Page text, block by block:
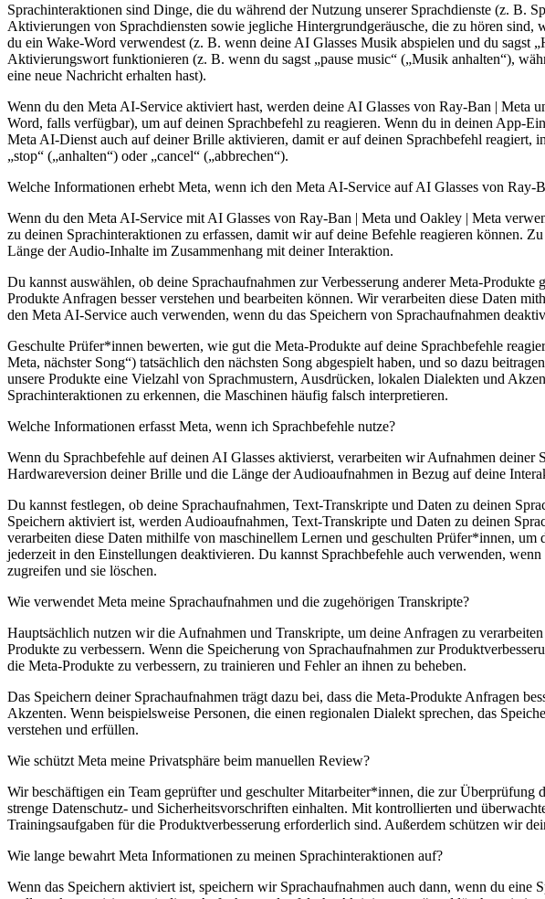
Sprachinteraktionen sind Dinge, die du während der Nutzung unserer Sprachdienste (z. B.
Aktivierungen von Sprachdiensten sowie jegliche Hintergrundgeräusche, die zu hören
du ein Wake-Word verwendest (z. B. wenn deine AI Glasses Musik abspielen und du sagst
Aktivierungswort funktionieren (z. B. wenn du sagst „pause music“ („Musik anhalten“),
eine neue Nachricht erhalten hast).
Wenn du den Meta AI-Service aktiviert hast, werden deine AI Glasses von Ray-Ban | Meta
Word, falls verfügbar), um auf deinen Sprachbefehl zu reagieren. Wenn du in deinen App-
Meta AI-Dienst auch auf deiner Brille aktivieren, damit er auf deinen Sprachbefehl reagiert,
„stop“ („anhalten“) oder „cancel“ („abbrechen“).
Welche Informationen erhebt Meta, wenn ich den Meta AI-Service auf AI Glasses von Ray-
Wenn du den Meta AI-Service mit AI Glasses von Ray-Ban | Meta und Oakley | Meta
zu deinen Sprachinteraktionen zu erfassen, damit wir auf deine Befehle reagieren können.
Länge der Audio-Inhalte im Zusammenhang mit deiner Interaktion.
Du kannst auswählen, ob deine Sprachaufnahmen zur Verbesserung anderer Meta-
Produkte Anfragen besser verstehen und bearbeiten können. Wir verarbeiten diese Daten
den Meta AI-Service auch verwenden, wenn du das Speichern von Sprachaufnahmen
Geschulte Prüfer*innen bewerten, wie gut die Meta-Produkte auf deine Sprachbefehle
Meta, nächster Song“) tatsächlich den nächsten Song abgespielt haben, und so dazu
unsere Produkte eine Vielzahl von Sprachmustern, Ausdrücken, lokalen Dialekten und
Sprachinteraktionen zu erkennen, die Maschinen häufig falsch interpretieren.
Welche Informationen erfasst Meta, wenn ich Sprachbefehle nutze?
Wenn du Sprachbefehle auf deinen AI Glasses aktivierst, verarbeiten wir Aufnahmen
Hardwareversion deiner Brille und die Länge der Audioaufnahmen in Bezug auf deine
Du kannst festlegen, ob deine Sprachaufnahmen, Text-Transkripte und Daten zu deinen
Speichern aktiviert ist, werden Audioaufnahmen, Text-Transkripte und Daten zu deinen
verarbeiten diese Daten mithilfe von maschinellem Lernen und geschulten Prüfer*innen,
jederzeit in den Einstellungen deaktivieren. Du kannst Sprachbefehle auch verwenden,
zugreifen und sie löschen.
Wie verwendet Meta meine Sprachaufnahmen und die zugehörigen Transkripte?
Hauptsächlich nutzen wir die Aufnahmen und Transkripte, um deine Anfragen zu
Produkte zu verbessern. Wenn die Speicherung von Sprachaufnahmen zur
die Meta-Produkte zu verbessern, zu trainieren und Fehler an ihnen zu beheben.
Das Speichern deiner Sprachaufnahmen trägt dazu bei, dass die Meta-Produkte Anfragen
Akzenten. Wenn beispielsweise Personen, die einen regionalen Dialekt sprechen, das
verstehen und erfüllen.
Wie schützt Meta meine Privatsphäre beim manuellen Review?
Wir beschäftigen ein Team geprüfter und geschulter Mitarbeiter*innen, die zur Überprüfung
strenge Datenschutz- und Sicherheitsvorschriften einhalten. Mit kontrollierten und
Trainingsaufgaben für die Produktverbesserung erforderlich sind. Außerdem schützen wir
Wie lange bewahrt Meta Informationen zu meinen Sprachinteraktionen auf?
Wenn das Speichern aktiviert ist, speichern wir Sprachaufnahmen auch dann, wenn du eine